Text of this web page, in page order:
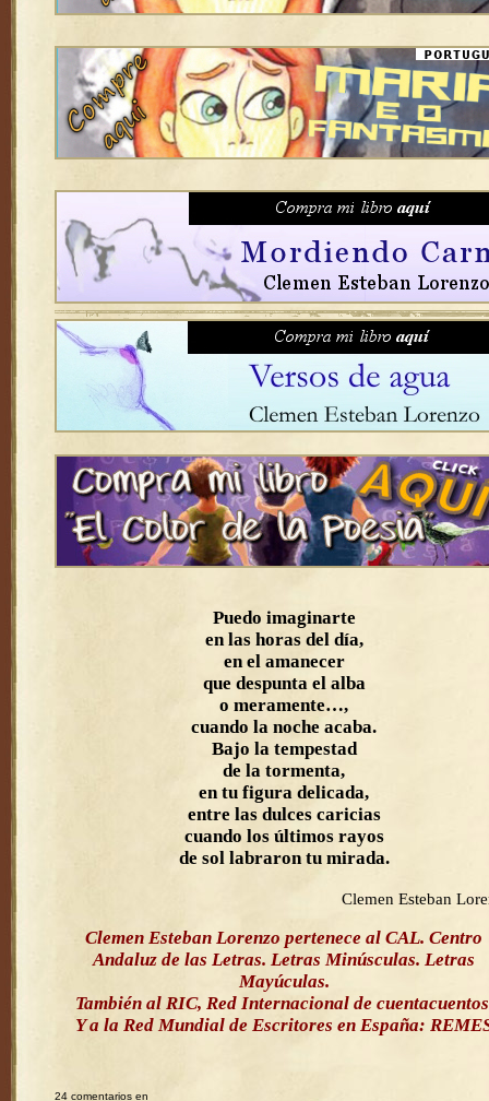
Puedo imaginarte
en las horas del día,
en el amanecer
que despunta el alba
o meramente…,
cuando la noche acaba.
Bajo la tempestad
de la tormenta,
en tu figura delicada,
entre las dulces caricias
cuando los últimos rayos
de sol labraron tu mirada.
Clemen Esteban
Clemen Esteban Lorenzo pertenece al CAL. Centro
Andaluz de las Letras. Letras Minúsculas. Letras
Mayúculas.
También al RIC, Red Internacional de
Y a la Red Mundial de Escritores en España:
24 comentarios en